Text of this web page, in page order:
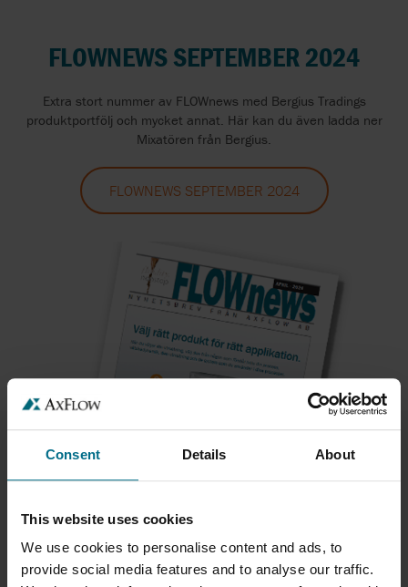
Consent Details About
This website uses cookies
We use cookies to personalise content and ads, to
provide social media features and to analyse our traffic.
FLOWNEWS SEPTEMBER 2024
Extra stort nummer av FLOWnews med Bergius Tradings
produktportfölj och mycket annat. Här kan du även ladda ner
Mixatören från Bergius.
FLOWNEWS SEPTEMBER 2024
FLOWNEWS APRIL 2024
Nytt nummer av FLOWnews med Edwards vakuumpumpar, APV
och mycket annat.